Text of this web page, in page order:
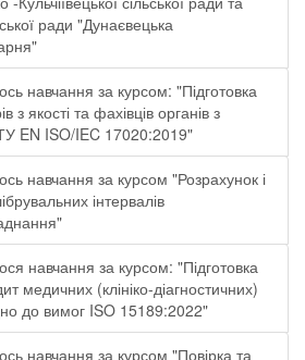
ради "Дунаєвецька
навчання за курсом: "Підготовка
з якості та фахівців органів з
EN ISO/IEC 17020:2019"
навчання за курсом "Розрахунок і
інтервалів
навчання за курсом: "Підготовка
медичних (клініко-діагностичних)
до вимог ISO 15189:2022"
навчання за курсом "Повірка та